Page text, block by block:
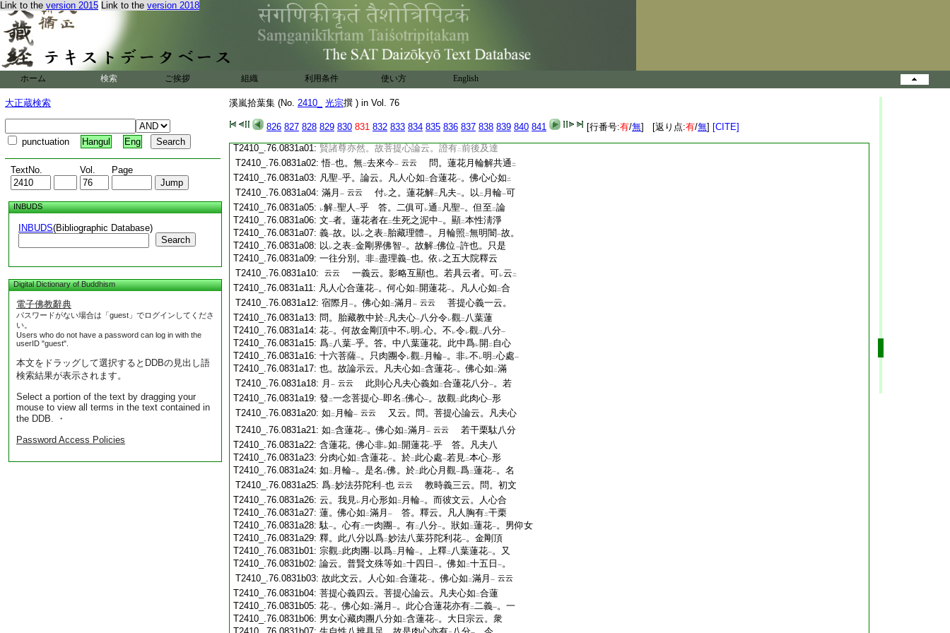
Link to the version 2015 Link to the version 2018
ホーム 検索 ご挨拶 組織 利用条件 使い方 English
大正蔵検索
punctuation Hangul Eng
TextNo. Vol. Page
INBUDS
INBUDS(Bibliographic Database)
Search
Digital Dictionary of Buddhism
電子佛教辭典
パスワードがない場合は「guest」でログインしてくださ
い。
Users who do not have a password can log in with the
userID "guest".
本文をドラッグして選択するとDDBの見出し語
検索結果が表示されます。
Select a portion of the text by dragging your
mouse to view all terms in the text contained in
the DDB. ・
Password Access Policies
溪嵐拾葉集 (No. 2410_ 光宗撰 ) in Vol. 76
826 827 828 829 830 831 832 833 834 835 836 837 838 839 840 841 [行番号:有/無] [返り点:有/無] [CITE]
T2410_.76.0830c18:名 一切一心識
。謂一切有情本來各有所一
T2410_.76.0830c19:心。一心各有 一切有情一 。第十名二一心一心
T2410_.76.0830c20: 識 。謂一切有情本來共有 二 一心
T2410_.76.0830c21: 切有情 。一切有情還成 一佛 云云 教時義一
云。問。顯教云。普賢是一菩薩也。密教云。一
T2410_.76.0830c23:切如來大菩提心。普賢菩薩何實。答。俱密。
T2410_.76.0830c24:若約 一切一心識 。是昔發心修 普賢行
T2410_.76.0830c25:
號 二 普賢一 。若約 一心一心識
T2410_.76.0830c26:普賢行 。入
T2410_.76.0830c27: 境界一。無レ渡二新舊自他差別一。若從二本所通達
T2410_.76.0831a01: 賢諸尊亦然。故菩提心論云。證有二前後及達
T2410_.76.0831a02: 悟一也。無二去來今一 云云 問。蓮花月輪解共通 二
T2410_.76.0831a03: 凡聖一乎。論云。凡人心如 二合蓮花一。佛心心如 二
T2410_.76.0831a04: 滿月 一 云云 付レ之。蓮花解二 凡夫一。以 二 月輪一可
T2410_.76.0831a05:
レ解二聖人 一乎 答。二俱可レ通 二 凡聖一。但至 二論
T2410_.76.0831a06: 文一者。蓮花者在二生死之泥中一。顯二本性淸淨
T2410_.76.0831a07: 義一故。以 レ之表二 胎藏理體一。月輪照 二無明闇一故。
T2410_.76.0831a08: 以 レ之表二金剛界佛智一。故解二佛位 一許也。只是
T2410_.76.0831a09: 一往分別。非二盡理義一也。依 レ之五大院釋云
T2410_.76.0831a10:
云云 一義云。影略互顯也。若具云者。可レ云 二
T2410_.76.0831a11: 凡人心合蓮花一。何心如 二 開蓮花一。凡人心如 二合
T2410_.76.0831a12: 宿際月 一。佛心如 二滿月 一 云云
菩提心義一云。
T2410_.76.0831a13: 問。胎藏教中於二 凡夫心一八分令レ觀二 八葉蓮
T2410_.76.0831a14: 花一。何故金剛頂中不 レ明 レ心。不 レ令レ觀二 八分一
T2410_.76.0831a15: 爲二 八葉一乎。答。中八葉蓮花。此中爲レ開 二 自心
T2410_.76.0831a16: 十六菩薩一。只肉團令レ觀二 月輪一。非レ不 レ明 二心處一
T2410_.76.0831a17: 也。故論示云。凡夫心如 二含蓮花一。佛心如 二滿
T2410_.76.0831a18: 月 一 云云 此則心凡夫心義如 二合蓮花八分一。若
T2410_.76.0831a19: 發 二一念菩提心一即名 二佛心一。故觀二 此肉心一形
T2410_.76.0831a20: 如 二 月輪一 云云
又云。問。菩提心論云。凡夫心
T2410_.76.0831a21: 如 二含蓮花一。佛心如 二滿月 一 云云
若干栗駄八分
T2410_.76.0831a22: 含蓮花。佛心非レ如 二 開蓮花一乎 答。凡夫八
T2410_.76.0831a23: 分肉心如 二含蓮花一。於二 此心處一若見二本心一形
T2410_.76.0831a24: 如 二 月輪一。是名 レ佛。於二 此心月觀一爲二蓮花一。名
T2410_.76.0831a25: 爲二妙法芬陀利 一也 云云
教時義三云。問。初文
T2410_.76.0831a26: 云。我見レ 月心形如 二 月輪一。而彼文云。人心合
T2410_.76.0831a27: 蓮。佛心如 二滿月 一 答。釋云。凡人胸有二干栗
T2410_.76.0831a28:駄一。心有二一肉團 一。有二 八分一。狀如 二蓮花一。男仰女
T2410_.76.0831a29: 釋。此八分以爲二妙法八葉芬陀利花一。金剛頂
T2410_.76.0831b01: 宗觀二 此肉團 一 以爲二 月輪一。上釋二 八葉蓮花一。又
T2410_.76.0831b02: 論云。普賢文殊等如 二十四日 一。佛如 二十五日 一。
T2410_.76.0831b03: 故此文云。人心如 二合蓮花一。佛心如 二滿月 一 云云
T2410_.76.0831b04: 菩提心義四云。菩提心論云。凡夫心如 二合蓮
T2410_.76.0831b05: 花一。佛心如 二滿月 一。此心合蓮花亦有二二義一。一
T2410_.76.0831b06: 男女心藏肉團八分如 二含蓮花一。大日宗云。衆